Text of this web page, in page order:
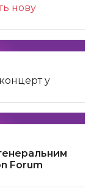
нову
у
Forum